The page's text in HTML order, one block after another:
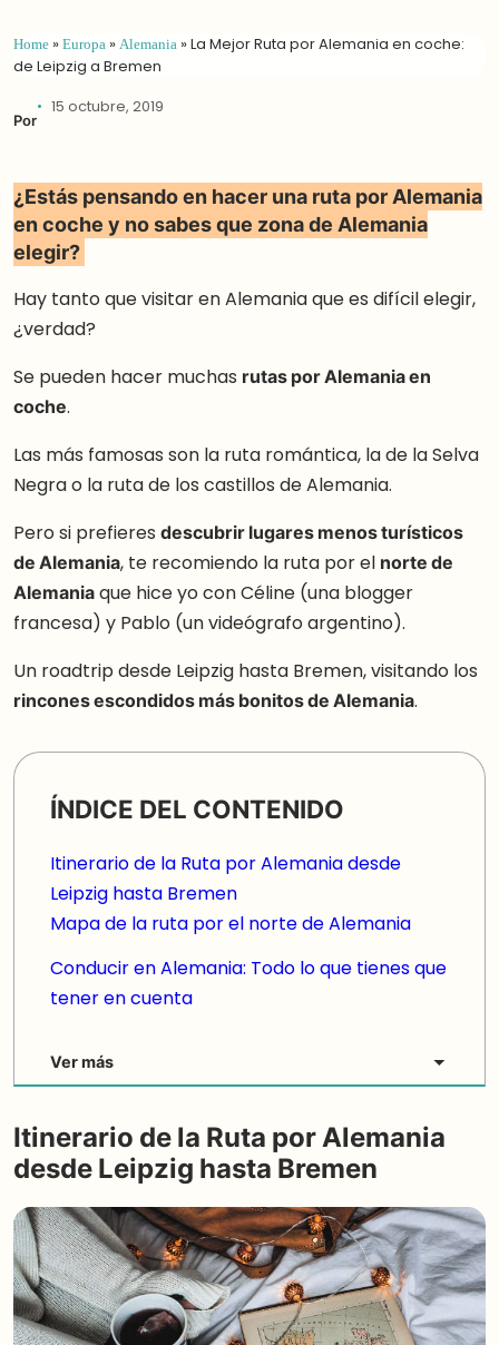
Home »Europa »Alemania »La Mejor Ruta por Alemania en coche:
de Leipzig a Bremen
Por
15 octubre, 2019
¿Estás pensando en hacer una ruta por Alemania
en coche y no sabes que zona de Alemania
elegir?
Hay tanto que visitar en Alemania que es difícil elegir,
¿verdad?
Se pueden hacer muchas rutas por Alemania en
coche.
Las más famosas son la ruta romántica, la de la Selva
Negra o la ruta de los castillos de Alemania.
Pero si prefieres descubrir lugares menos turísticos
de Alemania, te recomiendo la ruta por el norte de
Alemaniaque hice yo con Céline (una blogger
francesa) y Pablo (un videógrafo argentino).
Un roadtrip desde Leipzig hasta Bremen, visitando los
rincones escondidos más bonitos de Alemania.
ÍNDICE DEL CONTENIDO
Itinerario de la Ruta por Alemania desde
Leipzig hasta Bremen
Mapa de la ruta por el norte de Alemania
Conducir en Alemania: Todo lo que tienes que
tener en cuenta
Ver más
Itinerario de la Ruta por Alemania
desde Leipzig hasta Bremen